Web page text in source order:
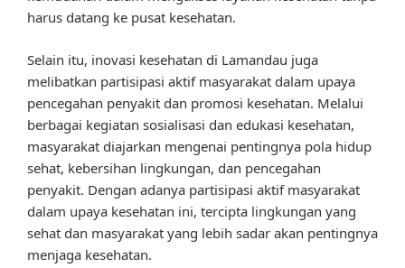
harus datang ke pusat kesehatan.
Selain itu, inovasi kesehatan di Lamandau juga
melibatkan partisipasi aktif masyarakat dalam upaya
pencegahan penyakit dan promosi kesehatan. Melalui
berbagai kegiatan sosialisasi dan edukasi kesehatan,
masyarakat diajarkan mengenai pentingnya pola hidup
sehat, kebersihan lingkungan, dan pencegahan
penyakit. Dengan adanya partisipasi aktif masyarakat
dalam upaya kesehatan ini, tercipta lingkungan yang
sehat dan masyarakat yang lebih sadar akan pentingnya
menjaga kesehatan.